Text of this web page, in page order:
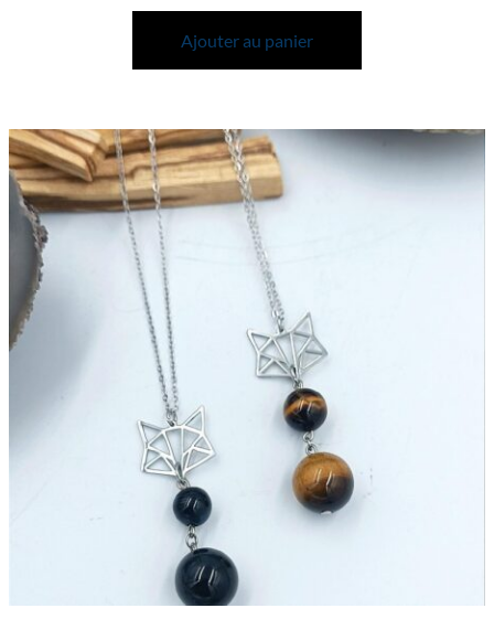
Ajouter au panier